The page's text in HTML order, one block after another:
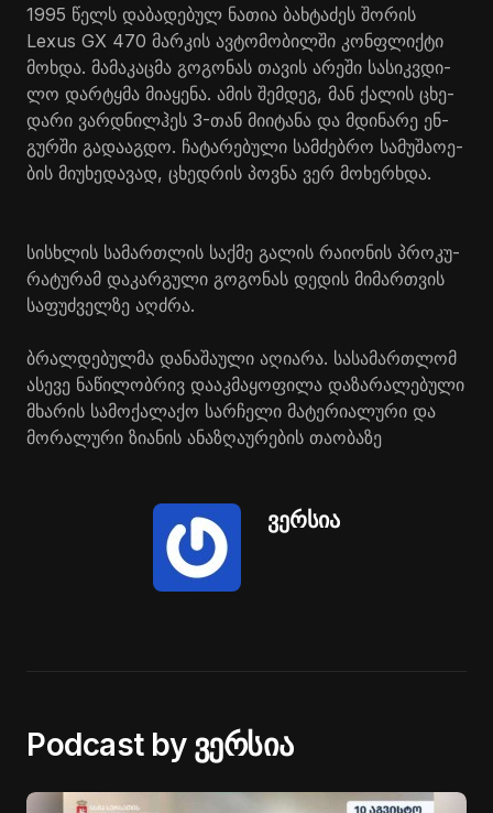
1995 წელს და­ბა­დე­ბულ ნა­თია ბახ­ტა­ძეს შო­რის
Lexus GX 470 მარ­კის ავ­ტო­მო­ბილ­ში კონ­ფლიქ­ტი
მოხ­და. მა­მა­კაც­მა გო­გო­ნას თა­ვის არე­ში სა­სიკ­ვდი­
ლო დარ­ტყმა მი­ა­ყე­ნა. ამის შემ­დეგ, მან ქა­ლის ცხე­
და­რი ვარ­დნილ­ჰეს 3-თან მი­ი­ტა­ნა და მდი­ნა­რე ენ­
გურ­ში გა­და­აგ­დო. ჩა­ტა­რე­ბუ­ლი სამ­ძებ­რო სა­მუ­შა­ო­ე­
ბის მი­უ­ხე­და­ვად, ცხედ­რის პოვ­ნა ვერ მო­ხერ­ხდა.
სის­ხლის სა­მარ­თლის საქ­მე გა­ლის რა­ი­ო­ნის პრო­კუ­
რა­ტუ­რამ და­კარ­გუ­ლი გო­გო­ნას დე­დის მი­მარ­თვის
სა­ფუძ­ველ­ზე აღ­ძრა.
ბრალ­დე­ბულ­მა და­ნა­შა­უ­ლი აღი­ა­რა. სა­სა­მარ­თლომ
ასე­ვე ნა­წი­ლობ­რივ და­აკ­მა­ყო­ფი­ლა და­ზა­რა­ლე­ბუ­ლი
მხა­რის სა­მო­ქა­ლა­ქო სარ­ჩე­ლი მა­ტე­რი­ა­ლუ­რი და
მო­რა­ლუ­რი ზი­ა­ნის ანა­ზღა­უ­რე­ბის თა­ო­ბა­ზე
ვერსია
Podcast by ვერსია